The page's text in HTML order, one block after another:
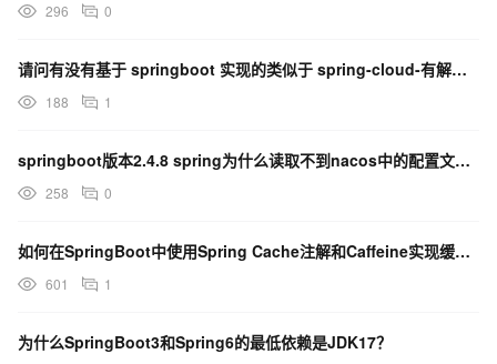
296 0
请问有没有基于 springboot 实现的类似于 spring-cloud-有解决办法吗？
188 1
springboot版本2.4.8 spring为什么读取不到nacos中的配置文件呢？
258 0
如何在SpringBoot中使用Spring Cache注解和Caffeine实现缓存？
601 1
为什么SpringBoot3和Spring6的最低依赖是JDK17？